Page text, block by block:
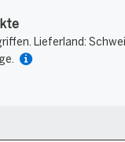
Lieferland: